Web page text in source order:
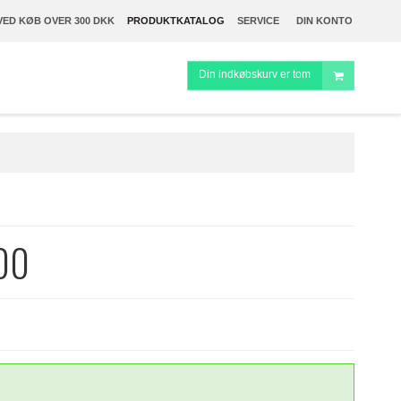
KØB OVER 300 DKK PRODUKTKATALOG SERVICE DIN KONTO
Din indkøbskurv er tom